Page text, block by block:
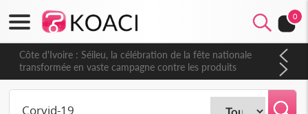
0
Côte d'Ivoire : Séileu, la célébration de la fête nationale
transformée en vaste campagne contre les produits
dépigmentants dangereux